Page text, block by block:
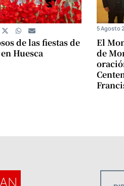
de las fiestas de
Huesca
El
de
5 Agosto